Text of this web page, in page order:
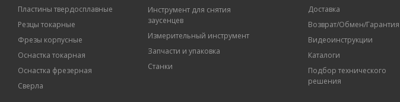
Пластины твердосплавные
Резцы токарные
Фрезы корпусные
Оснастка токарная
Оснастка фрезерная
Сверла
Инструмент для снятия
заусенцев
Измерительный инструмент
Запчасти и упаковка
Станки
Доставка
Возврат/Обмен/Гарантия
Видеоинструкции
Каталоги
Подбор технического
решения